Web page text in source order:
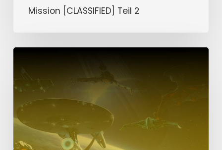
Mission [CLASSIFIED] Teil 2
[CLASSIFIED]
Teil